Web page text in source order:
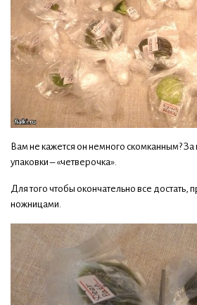
Вам не кажется он немного скомканным?
упаковки – «четверочка».
Для того чтобы окончательно все достать,
ножницами.